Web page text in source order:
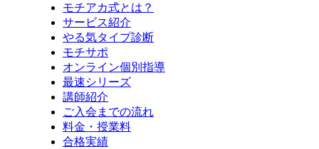
モチアカ式とは？
サービス紹介
やる気タイプ診断
モチサポ
オンライン個別指導
最速シリーズ
講師紹介
ご入会までの流れ
料金・授業料
合格実績